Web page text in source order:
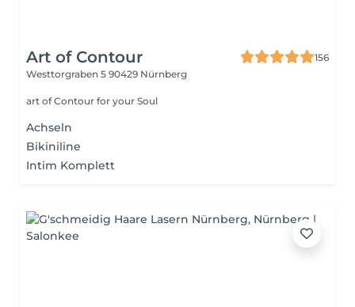
Art of Contour
156
Westtorgraben 5 90429 Nürnberg
art of Contour for your Soul
Achseln
Bikiniline
Intim Komplett